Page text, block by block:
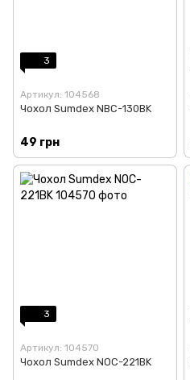
3
Артикул: 104568
Чохол Sumdex NBC-130BK
49 грн
3
Артикул: 104570
Чохол Sumdex NOC-221BK